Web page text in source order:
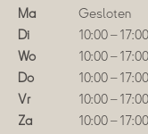
Ma
Gesloten
Di
10:00 –
Wo
10:00 –
Do
10:00 –
Vr
10:00 –
Za
10:00 –